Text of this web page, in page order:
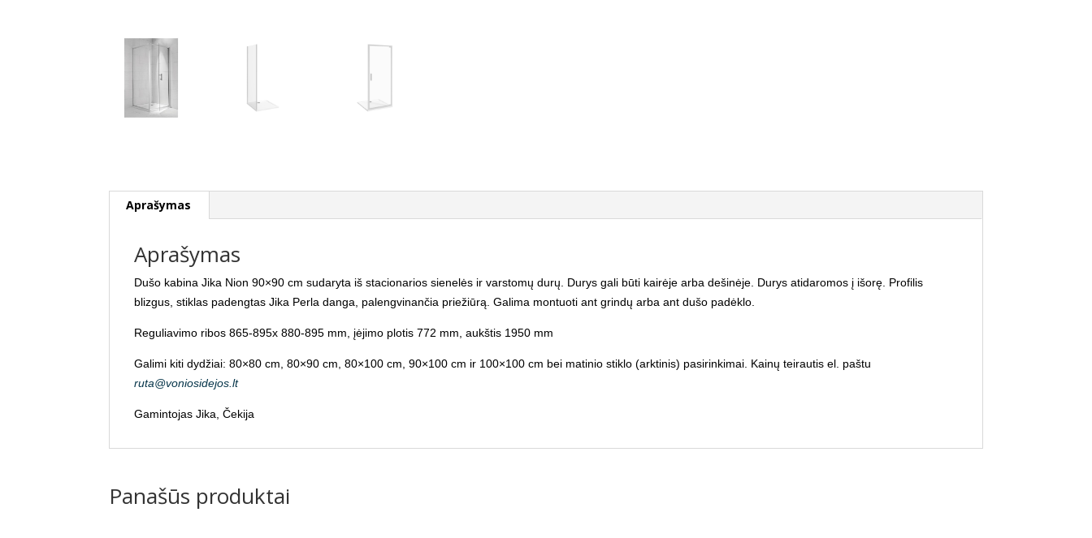
Aprašymas
Aprašymas
Dušo kabina Jika Nion 90×90 cm sudaryta iš stacionarios sienelės ir varstomų durų. Durys gali būti kairėje arba dešinėje. Durys atidaromos į išorę. Profilis
blizgus, stiklas padengtas Jika Perla danga, palengvinančia priežiūrą. Galima montuoti ant grindų arba ant dušo padėklo.
Reguliavimo ribos 865-895x 880-895 mm, įėjimo plotis 772 mm, aukštis 1950 mm
Galimi kiti dydžiai: 80×80 cm, 80×90 cm, 80×100 cm, 90×100 cm ir 100×100 cm bei matinio stiklo (arktinis) pasirinkimai. Kainų teirautis el. paštu
ruta@voniosidejos.lt
Gamintojas Jika, Čekija
Panašūs produktai